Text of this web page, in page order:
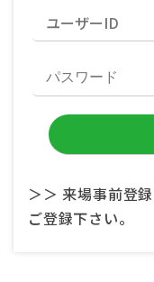
＞＞ 来場事前登
ご登録下さい。